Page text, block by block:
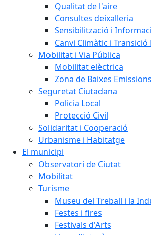
Qualitat de l'aire
Consultes deixalleria
Sensibilització i
Canvi Climàtic i
Mobilitat i Via Pública
Mobilitat elèctrica
Zona de Baixes
Seguretat Ciutadana
Policia Local
Protecció Civil
Solidaritat i Cooperació
Urbanisme i Habitatge
El municipi
Observatori de Ciutat
Mobilitat
Turisme
Museu del Treball i la
Festes i fires
Festivals d'Arts